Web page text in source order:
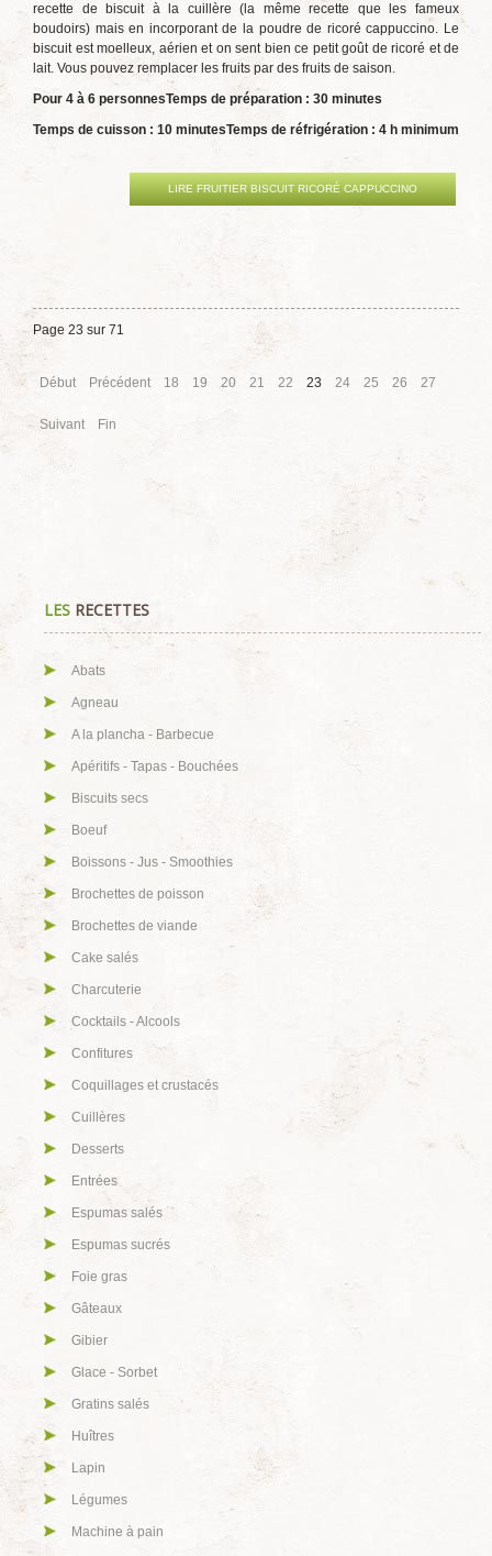
recette de biscuit à la cuillère (la même recette que les fameux
boudoirs) mais en incorporant de la poudre de ricoré cappuccino. Le
biscuit est moelleux, aérien et on sent bien ce petit goût de ricoré et de
lait. Vous pouvez remplacer les fruits par des fruits de saison.
Pour 4 à 6 personnesTemps de préparation : 30 minutes
Temps de cuisson : 10 minutesTemps de réfrigération : 4 h minimum
LIRE FRUITIER BISCUIT RICORÉ CAPPUCCINO
Page 23 sur 71
Début Précédent 18 19 20 21 22 23 24 25 26 27
Suivant Fin
LES RECETTES
Abats
Agneau
A la plancha - Barbecue
Apéritifs - Tapas - Bouchées
Biscuits secs
Boeuf
Boissons - Jus - Smoothies
Brochettes de poisson
Brochettes de viande
Cake salés
Charcuterie
Cocktails - Alcools
Confitures
Coquillages et crustacés
Cuillères
Desserts
Entrées
Espumas salés
Espumas sucrés
Foie gras
Gâteaux
Gibier
Glace - Sorbet
Gratins salés
Huîtres
Lapin
Légumes
Machine à pain